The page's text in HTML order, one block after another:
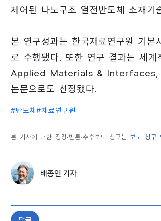
제어된 나노구조 열전반도체 소재
본 연구성과는 한국재료연구원 기본
로 수행됐다. 또한 연구 결과는 세계
Applied Materials & Interfaces,
논문으로도 선정됐다.
#반도체 #재료연구원
본 기사에 대한 정정·반론·추후보도 청구는 보도 청구
배종인 기자